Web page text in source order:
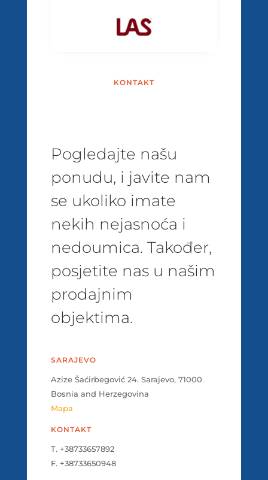
KONTAKT
Pogledajte našu
ponudu, i javite nam
se ukoliko imate
nekih nejasnoća i
nedoumica. Također,
posjetite nas u našim
prodajnim
objektima.
SARAJEVO
Azize Šaćirbegović 24. Sarajevo, 71000
Bosnia and Herzegovina
Mapa
KONTAKT
T. +38733657892
F. +38733650948